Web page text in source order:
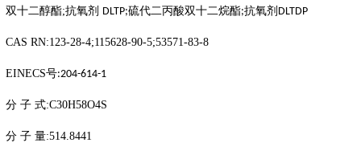
双十二醇酯;抗氧剂 DLTP;硫代二丙酸双十二烷酯;抗氧剂 DLTDP
CAS RN:123-28-4;115628-90-5;53571-83-8
EINECS号:204-614-1
分 子 式:C30H58O4S
分 子 量:514.8441